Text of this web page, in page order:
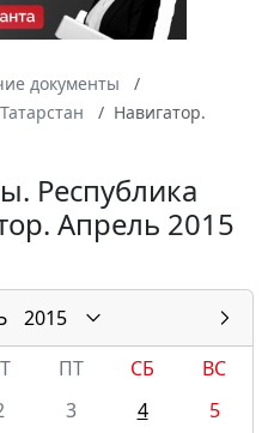
документы
Навигатор.
Республика
Апрель 2015
2015
ПТ СБ
ВС
3 4
5